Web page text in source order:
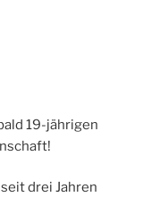
19-jährigen
drei Jahren